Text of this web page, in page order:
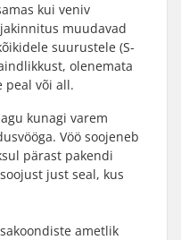
kui veniv
muudavad
suurustele (S-
olenemata
peal või all.
kunagi varem
Vöö soojeneb
pärast pakendi
just seal, kus
ametlik